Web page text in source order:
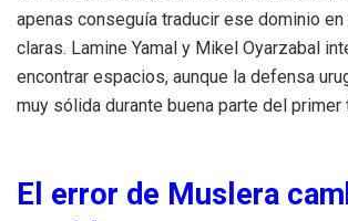
apenas conseguía traducir ese dominio
claras. Lamine Yamal y Mikel Oyarzabal
encontrar espacios, aunque la defensa
muy sólida durante buena parte del primer
El error de Muslera